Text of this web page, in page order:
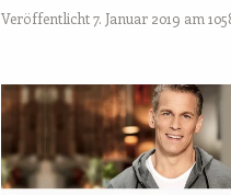
Veröffentlicht7. Januar 2019 am